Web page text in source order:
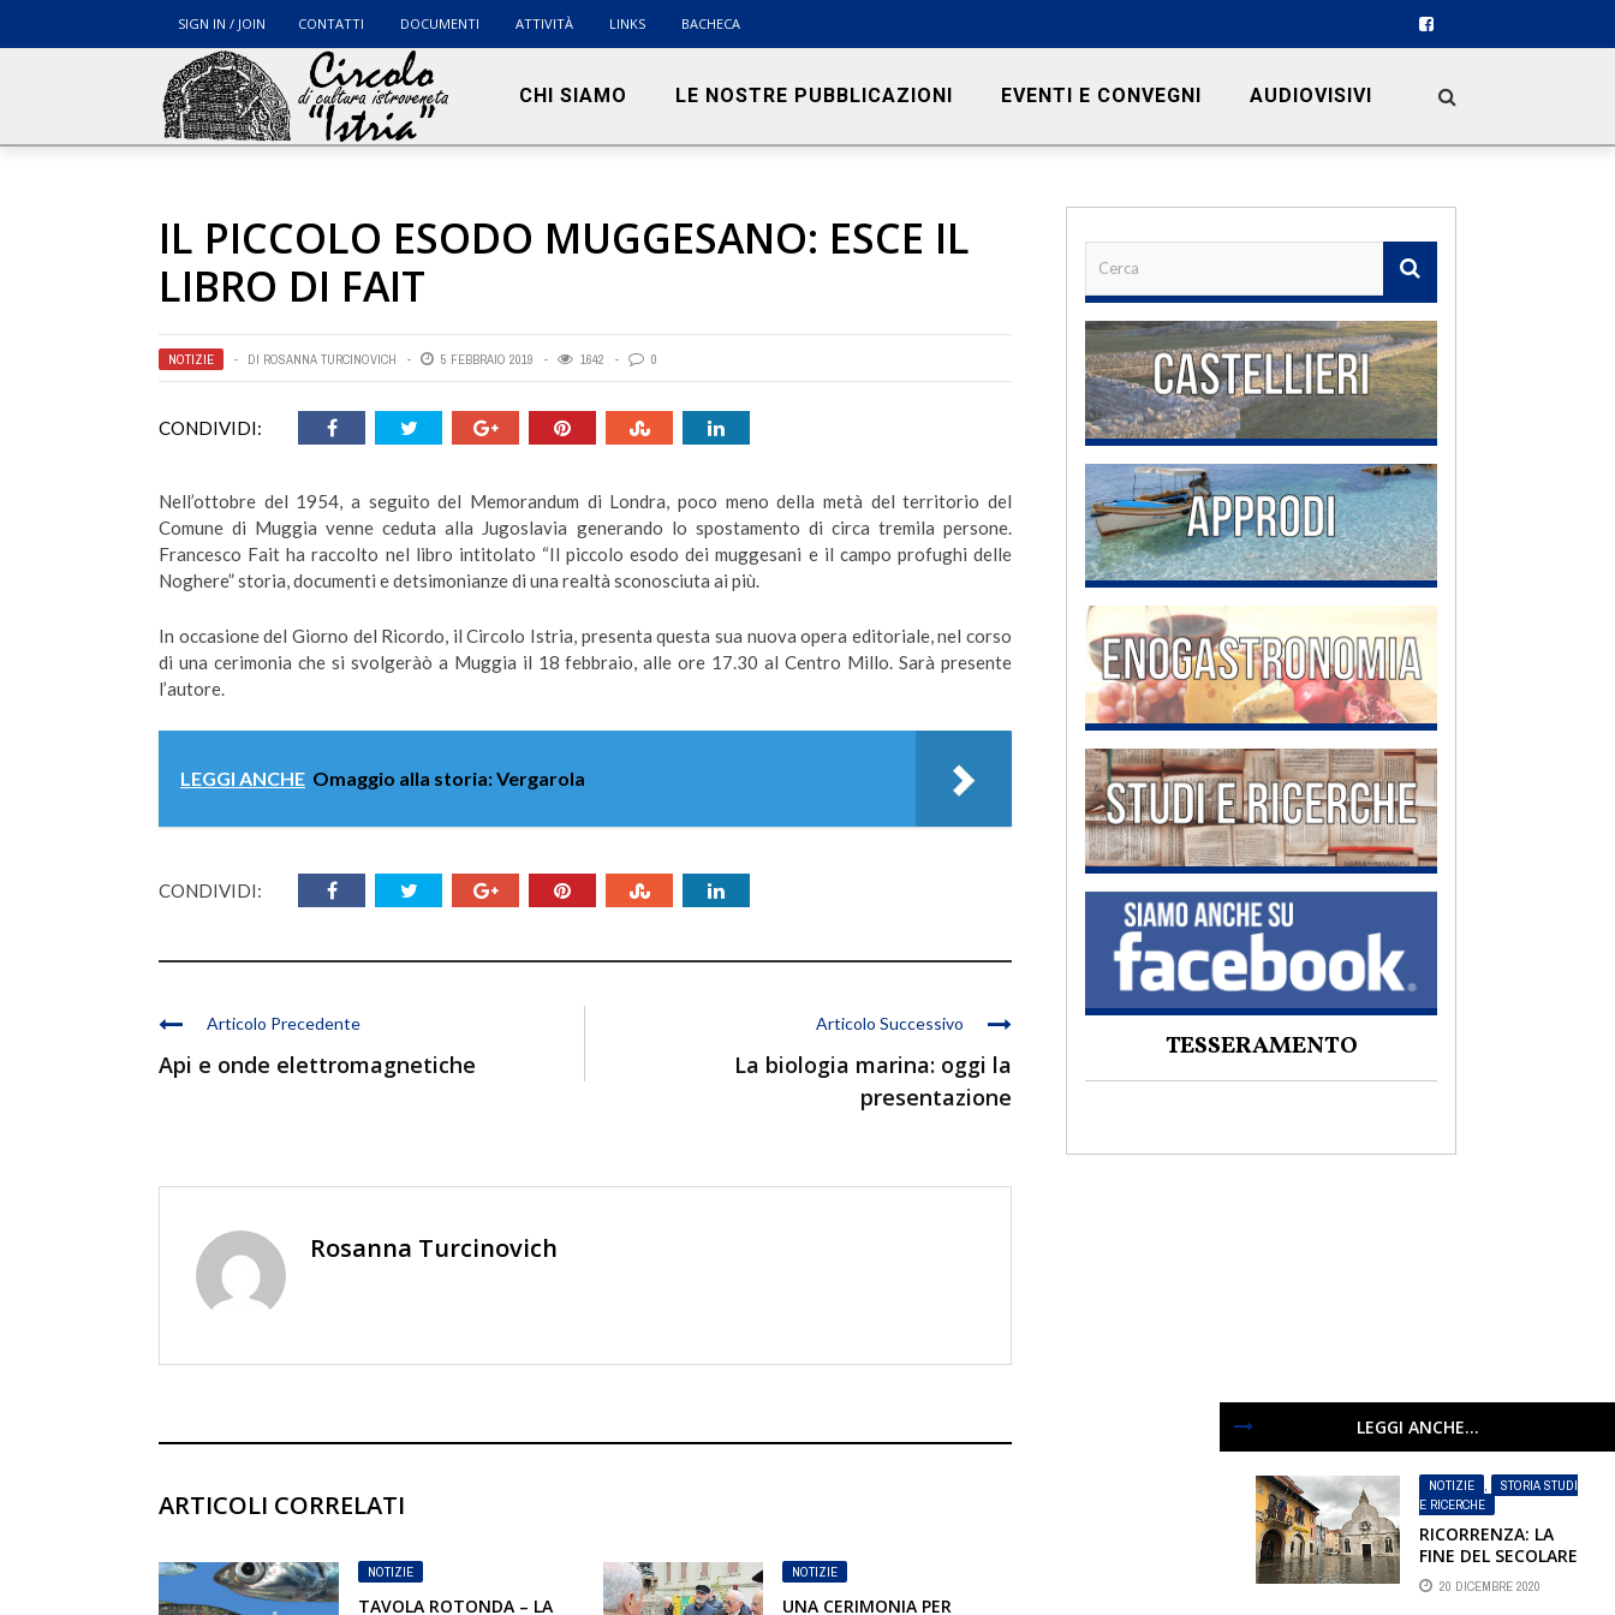
SIGN IN / JOIN CONTATTI DOCUMENTI ATTIVITÀ LINKS BACHECA
CHI SIAMO LE NOSTRE PUBBLICAZIONI EVENTI E CONVEGNI AUDIOVISIVI
IL PICCOLO ESODO MUGGESANO: ESCE IL
LIBRO DI FAIT
NOTIZIE DI ROSANNA TURCINOVICH 5 FEBBRAIO 2019 1642 0
CONDIVIDI:
Nell’ottobre del 1954, a seguito del Memorandum di Londra, poco meno della metà del territorio del
Comune di Muggia venne ceduta alla Jugoslavia generando lo spostamento di circa tremila persone.
Francesco Fait ha raccolto nel libro intitolato “Il piccolo esodo dei muggesani e il campo profughi delle
Noghere” storia, documenti e detsimonianze di una realtà sconosciuta ai più.
In occasione del Giorno del Ricordo, il Circolo Istria, presenta questa sua nuova opera editoriale, nel corso
di una cerimonia che si svolgeràò a Muggia il 18 febbraio, alle ore 17.30 al Centro Millo. Sarà presente
l’autore.
LEGGI ANCHE Omaggio alla storia: Vergarola
CONDIVIDI:
Articolo Precedente
Api e onde elettromagnetiche
Articolo Successivo
La biologia marina: oggi la
presentazione
Rosanna Turcinovich
ARTICOLI CORRELATI
NOTIZIE
TAVOLA ROTONDA – LA
NOTIZIE
UNA CERIMONIA PER
LEGGI ANCHE...
NOTIZIE
STORIA STUDI
E RICERCHE
RICORRENZA: LA
FINE DEL SECOLARE
PATRIARCATO
D’AQUILEIA IN
20 DICEMBRE 2020
TESSERAMENTO